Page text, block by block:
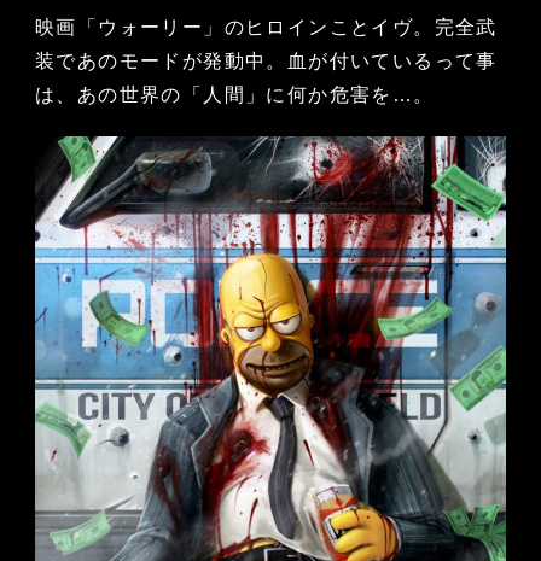
映画「ウォーリー」のヒロインことイヴ。完全武
装であのモードが発動中。血が付いているって事
は、あの世界の「人間」に何か危害を…。